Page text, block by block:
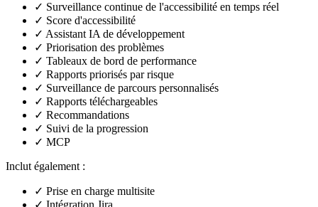
✓ Surveillance continue de l'accessibilité en temps réel
✓ Score d'accessibilité
✓ Assistant IA de développement
✓ Priorisation des problèmes
✓ Tableaux de bord de performance
✓ Rapports priorisés par risque
✓ Surveillance de parcours personnalisés
✓ Rapports téléchargeables
✓ Recommandations
✓ Suivi de la progression
✓ MCP
Inclut également :
✓ Prise en charge multisite